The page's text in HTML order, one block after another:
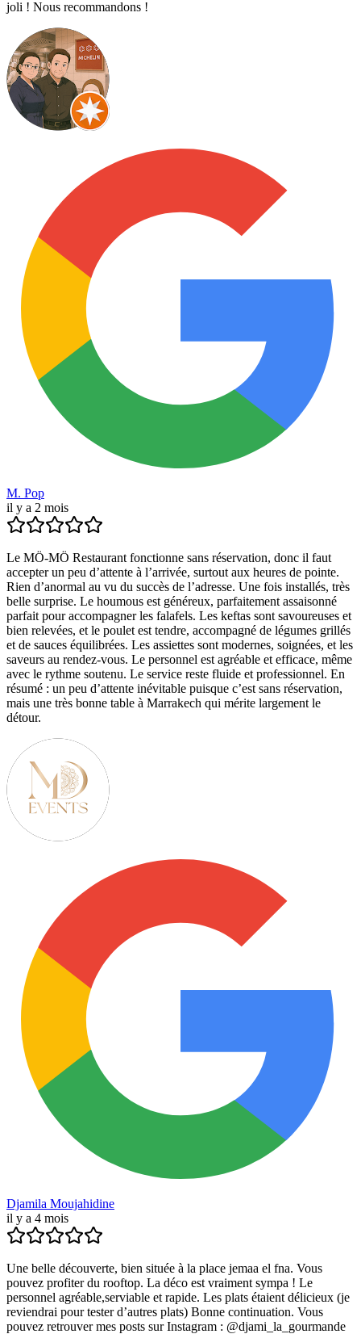
joli ! Nous recommandons !
M. Pop
il y a 2 mois
Le MÖ-MÖ Restaurant fonctionne sans réservation, donc il faut
accepter un peu d’attente à l’arrivée, surtout aux heures de pointe.
Rien d’anormal au vu du succès de l’adresse. Une fois installés, très
belle surprise. Le houmous est généreux, parfaitement assaisonné
parfait pour accompagner les falafels. Les keftas sont savoureuses et
bien relevées, et le poulet est tendre, accompagné de légumes grillés
et de sauces équilibrées. Les assiettes sont modernes, soignées, et les
saveurs au rendez-vous. Le personnel est agréable et efficace, même
avec le rythme soutenu. Le service reste fluide et professionnel. En
résumé : un peu d’attente inévitable puisque c’est sans réservation,
mais une très bonne table à Marrakech qui mérite largement le
détour.
Djamila Moujahidine
il y a 4 mois
Une belle découverte, bien située à la place jemaa el fna. Vous
pouvez profiter du rooftop. La déco est vraiment sympa ! Le
personnel agréable,serviable et rapide. Les plats étaient délicieux (je
reviendrai pour tester d’autres plats) Bonne continuation. Vous
pouvez retrouver mes posts sur Instagram : @djami_la_gourmande